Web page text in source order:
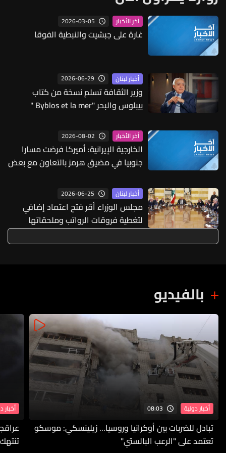
آخر الأخبار 2026-03-05
غارة على جبشيت والنبطية الفوقا
أخبار لبنان 2026-06-29
وزير الثقافة تسلم نسخة من كتاب
بيبلوس والبحر "Byblos et la mer "
آخر الأخبار 2026-08-02
الخارجية الإيرانية: أميركا فرضت مسارا
جنوبيا في مضيق هرمز بالتعاون مع بعض
أخبار لبنان 2026-06-25
مجلس الوزراء أقر فتح اعتماد إضافي
لتغطية فروقات الرواتب وملحقاتها
ومستحقات مستخدمي "أوجيرو"
بالفيديو
أخبار دولية 08:03
تبادل للضربات بين أوكرانيا وروسيا... زيلينسكي: موسكو
تعتمد على "الرعب البالستي"
أخبار